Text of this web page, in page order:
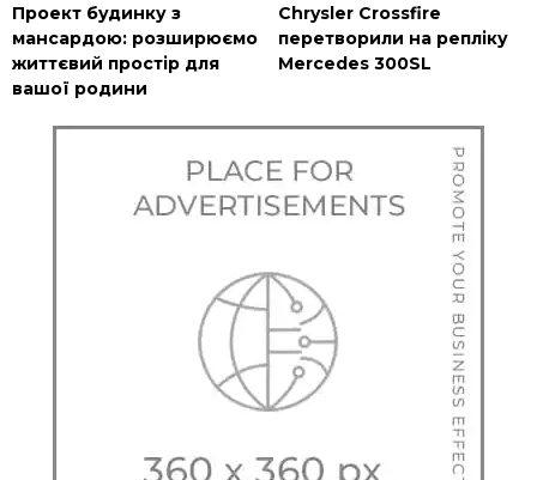
Проект будинку з
мансардою: розширюємо
життєвий простір для
вашої родини
Chrysler Crossfire
перетворили на репліку
Mercedes 300SL